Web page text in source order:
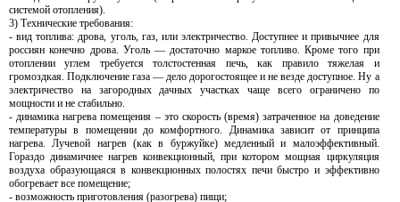
системой отопления).
3) Технические требования:
- вид топлива: дрова, уголь, газ, или электричество. Доступнее и привычнее для
россиян конечно дрова. Уголь — достаточно маркое топливо. Кроме того при
отоплении углем требуется толстостенная печь, как правило тяжелая и
громоздкая. Подключение газа — дело дорогостоящее и не везде доступное. Ну а
электричество на загородных дачных участках чаще всего ограничено по
мощности и не стабильно.
- динамика нагрева помещения – это скорость (время) затраченное на доведение
температуры в помещении до комфортного. Динамика зависит от принципа
нагрева. Лучевой нагрев (как в буржуйке) медленный и малоэффективный.
Гораздо динамичнее нагрев конвекционный, при котором мощная циркуляция
воздуха образующаяся в конвекционных полостях печи быстро и эффективно
обогревает все помещение;
- возможность приготовления (разогрева) пищи;